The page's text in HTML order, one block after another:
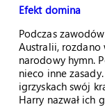
Efekt domina
Podczas
Australii, rozdano
narodowy hymn.
nieco inne
igrzyskach swój
Harry nazwał ich